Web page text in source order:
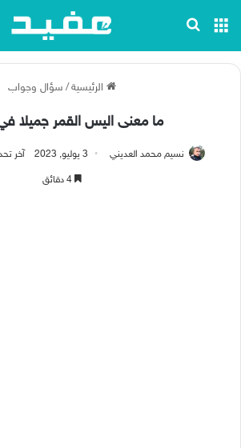
القائمة
الرئيسية / سؤال وجواب
ما معنى اليس القمر جميلا في
نسيم محمد العديني 3 يوليو, 2023 آخر تحديث: 3
4 دقائق